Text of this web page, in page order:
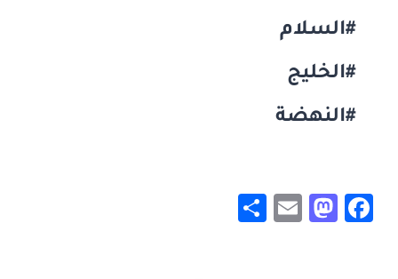
#السلام
#الخليج
#النهضة
F
M
E